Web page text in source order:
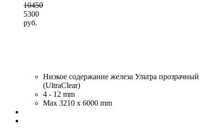
10450
5300
руб.
Низкое содержание железа Ультра прозрачный
(UltraClear)
4 - 12 mm
Max 3210 x 6000 mm